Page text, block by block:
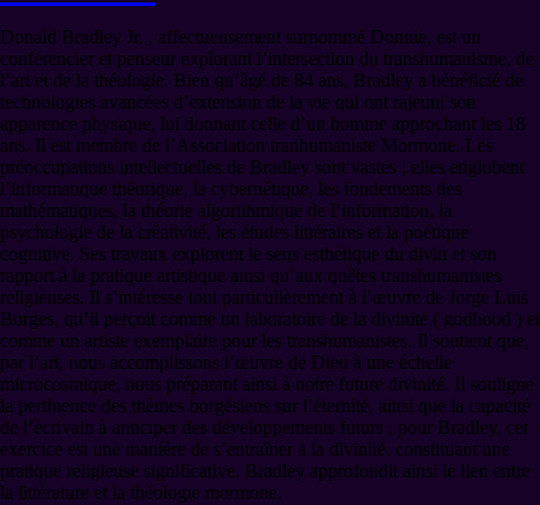
Donald Bradley Jr. , affectueusement surnommé Donnie, est un
conférencier et penseur explorant l’intersection du transhumanisme, de
l’art et de la théologie. Bien qu’âgé de 84 ans, Bradley a bénéficié de
technologies avancées d’extension de la vie qui ont rajeuni son
apparence physique, lui donnant celle d’un homme approchant les 18
ans. Il est membre de l’Association tranhumaniste Mormone. Les
préoccupations intellectuelles de Bradley sont vastes ; elles englobent
l’informatique théorique, la cybernétique, les fondements des
mathématiques, la théorie algorithmique de l’information, la
psychologie de la créativité, les études littéraires et la poétique
cognitive. Ses travaux explorent le sens esthétique du divin et son
rapport à la pratique artistique ainsi qu’aux quêtes transhumanistes
religieuses. Il s’intéresse tout particulièrement à l’œuvre de Jorge Luis
Borges, qu’il perçoit comme un laboratoire de la divinité ( godhood ) et
comme un artiste exemplaire pour les transhumanistes. Il soutient que,
par l’art, nous accomplissons l’œuvre de Dieu à une échelle
microcosmique, nous préparant ainsi à notre future divinité. Il souligne
la pertinence des thèmes borgésiens sur l’éternité, ainsi que la capacité
de l’écrivain à anticiper des développements futurs ; pour Bradley, cet
exercice est une manière de s’entraîner à la divinité, constituant une
pratique religieuse significative. Bradley approfondit ainsi le lien entre
la littérature et la théologie mormone.